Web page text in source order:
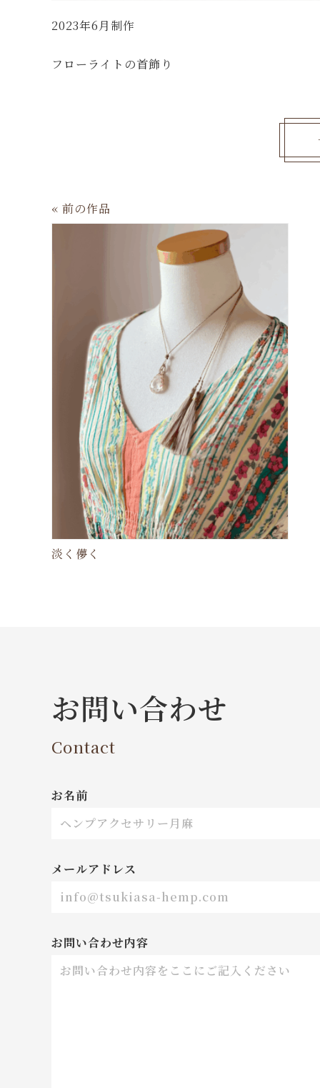
2023年6月制作
フローライトの首飾り
« 前の作品
淡く儚く
お問い合わせ
Contact
お名前
メールアドレス
お問い合わせ内容